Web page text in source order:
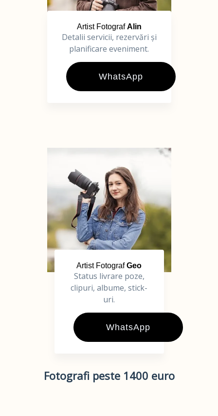
Artist FotografAlin
Detalii servicii, rezervări și
planificare eveniment.
WhatsApp
Artist FotografGeo
Status livrare poze,
clipuri, albume, stick-
uri.
WhatsApp
Fotografi peste 1400 euro